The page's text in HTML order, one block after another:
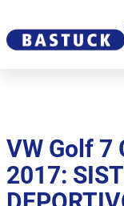
VW Golf 7
2017: